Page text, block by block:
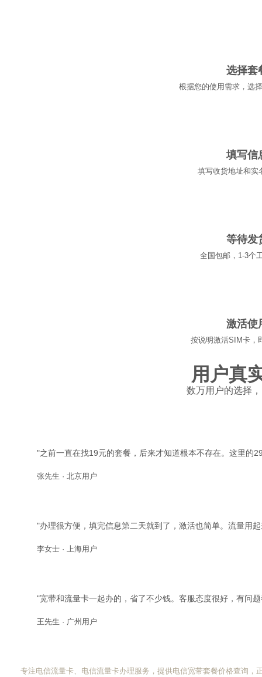
选择套
根据您的使用需求，选
填写信
填写收货地址和实
等待发
全国包邮，1-3个
激活使
按说明激活SIM卡，
用户真
数万用户的选择
"之前一直在找19元的套餐，后来才知道根本不存在。这里的
张先生 · 北京用户
"办理很方便，填完信息第二天就到了，激活也简单。流量用
李女士 · 上海用户
"宽带和流量卡一起办的，省了不少钱。客服态度很好，有问
王先生 · 广州用户
专注电信流量卡、电信流量卡办理服务，提供电信宽带套餐价格查询，